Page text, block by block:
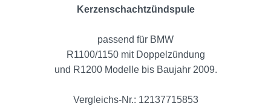
Kerzenschachtzündspule
passend für BMW
R1100/1150 mit Doppelzündung
und R1200 Modelle bis Baujahr 2009.
Vergleichs-Nr.: 12137715853